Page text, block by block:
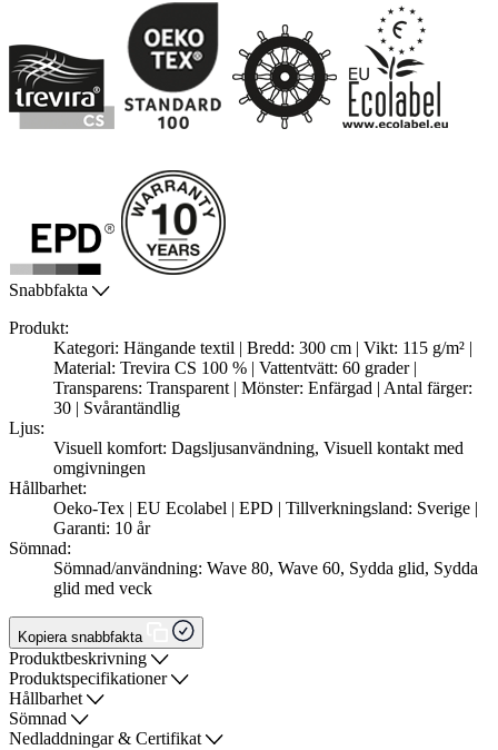
Snabbfakta
Produkt:
Kategori: Hängande textil | Bredd: 300 cm | Vikt: 115 g/m² |
Material: Trevira CS 100 % | Vattentvätt: 60 grader |
Transparens: Transparent | Mönster: Enfärgad | Antal färger:
30 | Svårantändlig
Ljus:
Visuell komfort: Dagsljusanvändning, Visuell kontakt med
omgivningen
Hållbarhet:
Oeko-Tex | EU Ecolabel | EPD | Tillverkningsland: Sverige |
Garanti: 10 år
Sömnad:
Sömnad/användning: Wave 80, Wave 60, Sydda glid, Sydda
glid med veck
Kopiera snabbfakta
Produktbeskrivning
Produktspecifikationer
Hållbarhet
Sömnad
Nedladdningar & Certifikat